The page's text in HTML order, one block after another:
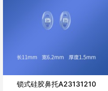
锁式硅胶鼻托A23131210